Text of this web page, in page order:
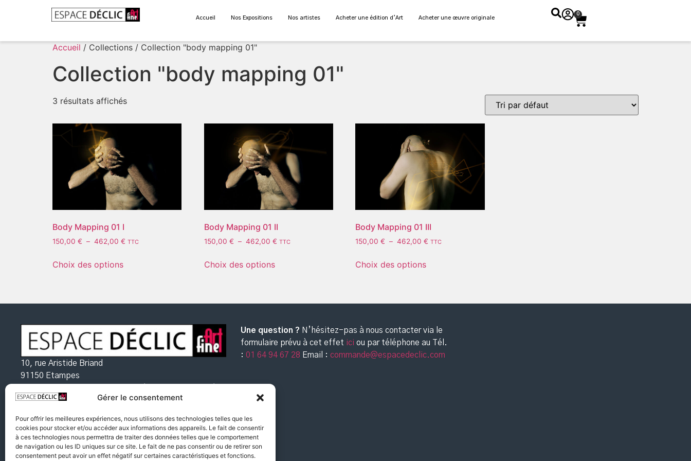
Gérer le consentement
Pour offrir les meilleures expériences, nous utilisons des technologies telles que les
cookies pour stocker et/ou accéder aux informations des appareils. Le fait de consentir
à ces technologies nous permettra de traiter des données telles que le comportement
de navigation ou les ID uniques sur ce site. Le fait de ne pas consentir ou de retirer son
consentement peut avoir un effet négatif sur certaines caractéristiques et fonctions.
Accueil Nos Expositions Nos artistes Acheter une édition d’Art Acheter une œuvre originale
0
Accueil / Collections / Collection "body mapping 01"
Collection "body mapping 01"
3 résultats affichés
Body Mapping 01 I
150,00 € – 462,00 € TTC
Choix des options
Body Mapping 01 II
150,00 € – 462,00 € TTC
Choix des options
Body Mapping 01 III
150,00€ – 462,00€ TTC
Choix des options
10, rue Aristide Briand
91150 Etampes
18h30
RGPD
FAQ
CGV
Une question ? N’hésitez-pas à nous contacter via le
formulaire prévu à cet effet ici ou par téléphone au
Tél.
: 01 64 94 67 28 Email : commande@espacedeclic.com